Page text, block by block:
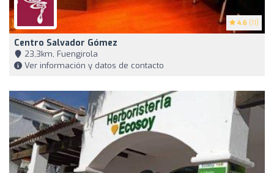
4.6 (11)
Centro Salvador Gómez
23,3km, Fuengirola
Ver información y datos de contacto